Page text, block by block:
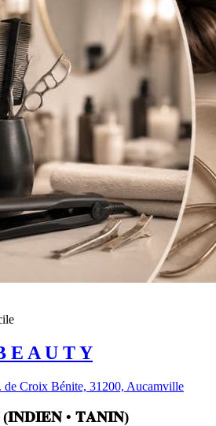
E A U T Y
de Croix Bénite, 31200, Aucamville
• 𝐓𝐀𝐍𝐈𝐍)